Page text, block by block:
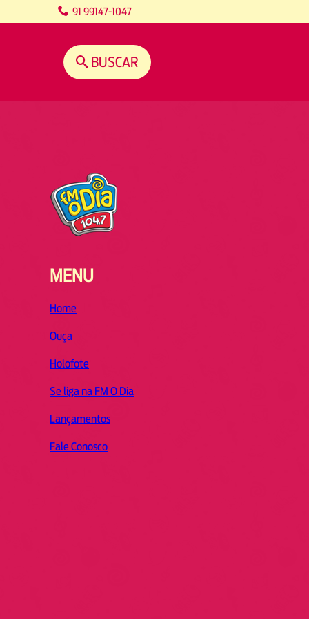
91 99147-1047
BUSCAR
MENU
Home
Ouça
Holofote
Se liga na FM O Dia
Lançamentos
Fale Conosco